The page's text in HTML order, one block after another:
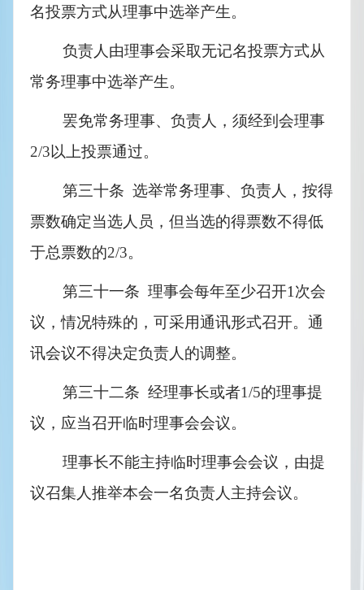
名投票方式从理事中选举产生。
负责人由理事会采取无记名投票方式从
常务理事中选举产生。
罢免常务理事、负责人，须经到会理事
2/3以上投票通过。
第三十条  选举常务理事、负责人，按得
票数确定当选人员，但当选的得票数不得低
于总票数的2/3。
第三十一条  理事会每年至少召开1次会
议，情况特殊的，可采用通讯形式召开。通
讯会议不得决定负责人的调整。
第三十二条  经理事长或者1/5的理事提
议，应当召开临时理事会会议。
理事长不能主持临时理事会会议，由提
议召集人推举本会一名负责人主持会议。